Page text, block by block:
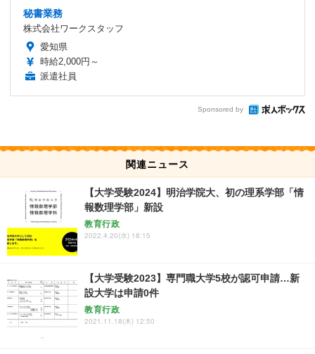
秘書業務
株式会社ワークスタッフ
愛知県
時給2,000円～
派遣社員
Sponsored by
関連ニュース
【大学受験2024】明治学院大、初の理系学部「情
報数理学部」新設
教育行政
2022.4.20(水) 18:15
【大学受験2023】専門職大学5校が認可申請…新
設大学は申請0件
教育行政
2021.11.18(木) 12:50